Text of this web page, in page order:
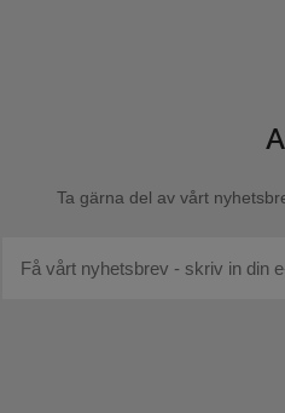
Ta gärna del av vårt